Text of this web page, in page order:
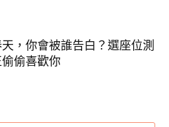
，你會被誰告白？選座位測
偷喜歡你
全解密